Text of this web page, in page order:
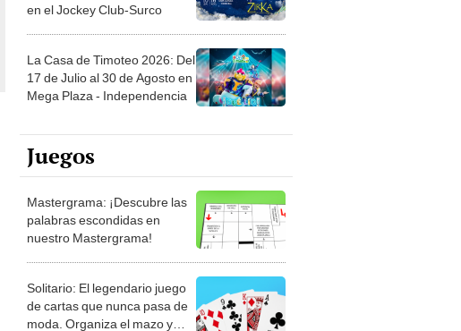
en el Jockey Club-Surco
La Casa de Timoteo 2026: Del
17 de Julio al 30 de Agosto en
Mega Plaza - Independencia
Juegos
Mastergrama: ¡Descubre las
palabras escondidas en
nuestro Mastergrama!
Solitario: El legendario juego
de cartas que nunca pasa de
moda. Organiza el mazo y